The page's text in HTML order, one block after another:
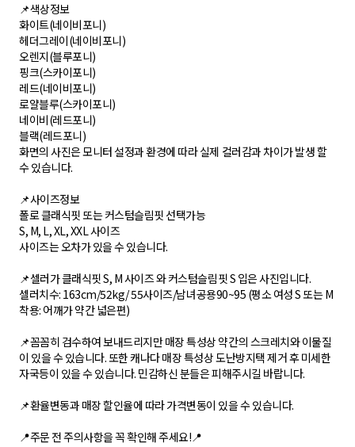
📌색상정보
화이트(네이비포니)
헤더그레이(네이비포니)
오렌지(블루포니)
핑크(스카이포니)
레드(네이비포니)
로얄블루(스카이포니)
네이비(레드포니)
블랙(레드포니)
화면의 사진은 모니터 설정과 환경에 따라 실제 컬러감과 차이가 발생 할
수 있습니다.
📌사이즈정보
폴로 클래식핏 또는 커스텀슬림핏 선택가능
S, M, L, XL, XXL 사이즈
사이즈는 오차가 있을 수 있습니다.
📌셀러가 클래식핏 S, M 사이즈 와 커스텀슬림핏 S 입은 사진입니다.
셀러치수: 163cm/52kg/ 55사이즈/남녀공용90~95 (평소 여성 S 또는 M
착용: 어깨가 약간 넓은편)
📌꼼꼼히 검수하여 보내드리지만 매장 특성상 약간의 스크레치와 이물질
이 있을 수 있습니다. 또한 캐나다 매장 특성상 도난방지택 제거 후 미세한
자국등이 있을 수 있습니다. 민감하신 분들은 피해주시길 바랍니다.
📌환율변동과 매장 할인율에 따라 가격변동이 있을 수 있습니다.
📍주문 전 주의사항을 꼭 확인해 주세요!📍